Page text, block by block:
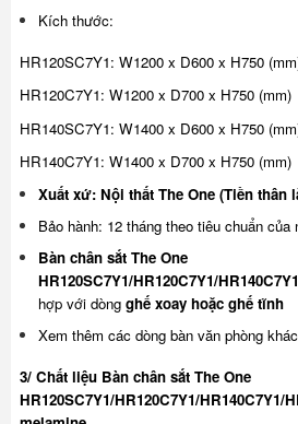
Kích thước:
HR120SC7Y1: W1200 x D600 x H750
HR120C7Y1: W1200 x D700 x H750 (mm)
HR140SC7Y1: W1400 x D600 x H750
HR140C7Y1: W1400 x D700 x H750 (mm)
Xuất xứ: Nội thất The One (Tiền thân
Bảo hành: 12 tháng theo tiêu chuẩn của
Bàn chân sắt The One
HR120SC7Y1/HR120C7Y1/
hợp với dòng ghế xoayhoặc ghế tĩnh
Xem thêm các dòng bàn văn phòng khác
3/ Chất liệu Bàn chân sắt The One
HR120SC7Y1/HR120C7Y1/HR140C7Y1/